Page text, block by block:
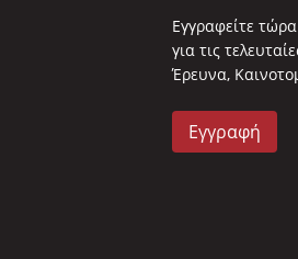
Eγγραφείτε
για τις
Έρευνα,
Εγγραφή